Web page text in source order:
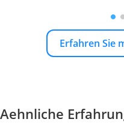
Erfahren Sie
Aehnliche